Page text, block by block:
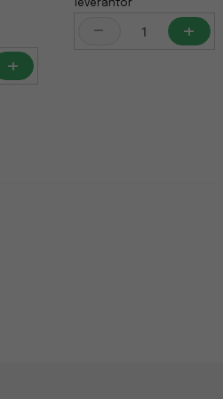
+
leverantör
- +